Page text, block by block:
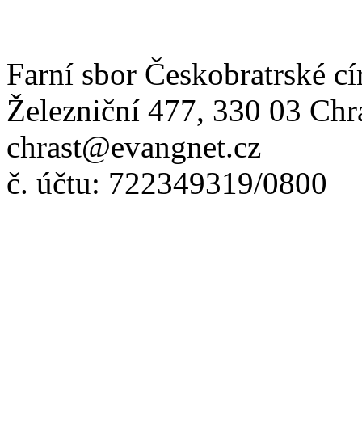
Farní sbor Českobratrské
Železniční 477, 330 03
chrast@evangnet.cz
č. účtu: 722349319/0800